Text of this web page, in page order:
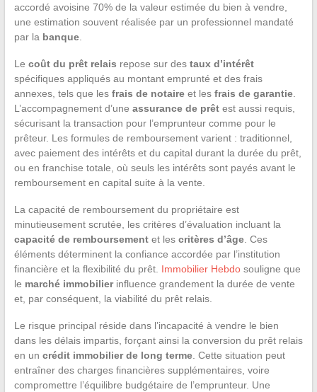
accordé avoisine 70% de la valeur estimée du bien à vendre,
une estimation souvent réalisée par un professionnel mandaté
par la banque.
Le coût du prêt relais repose sur des taux d’intérêt
spécifiques appliqués au montant emprunté et des frais
annexes, tels que les frais de notaireet les frais de garantie.
L’accompagnement d’une assurance de prêtest aussi requis,
sécurisant la transaction pour l’emprunteur comme pour le
prêteur. Les formules de remboursement varient : traditionnel,
avec paiement des intérêts et du capital durant la durée du prêt,
ou en franchise totale, où seuls les intérêts sont payés avant le
remboursement en capital suite à la vente.
La capacité de remboursement du propriétaire est
minutieusement scrutée, les critères d’évaluation incluant la
capacité de remboursementet les critères d’âge. Ces
éléments déterminent la confiance accordée par l’institution
financière et la flexibilité du prêt. Immobilier Hebdosouligne que
le marché immobilierinfluence grandement la durée de vente
et, par conséquent, la viabilité du prêt relais.
Le risque principal réside dans l’incapacité à vendre le bien
dans les délais impartis, forçant ainsi la conversion du prêt relais
en un crédit immobilier de long terme. Cette situation peut
entraîner des charges financières supplémentaires, voire
compromettre l’équilibre budgétaire de l’emprunteur. Une